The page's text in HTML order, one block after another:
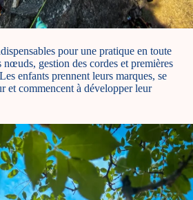
pour une pratique en toute
nœuds, gestion des cordes et premières
enfants prennent leurs marques, se
et commencent à développer leur